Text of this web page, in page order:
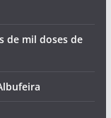
de mil doses de